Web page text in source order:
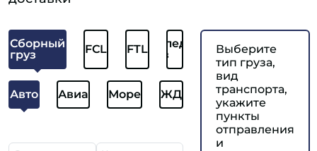
Сборный
груз
FCL FTLОтследить
груз
Авто Авиа Море ЖД
Выберите
тип груза,
вид
транспорта,
укажите
пункты
отправления
и